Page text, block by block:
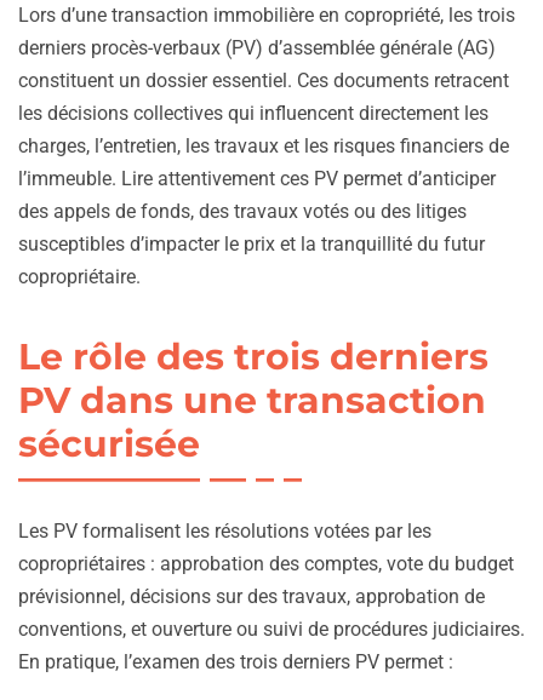
Lors d’une transaction immobilière en copropriété, les trois
derniers procès-verbaux (PV) d’assemblée générale (AG)
constituent un dossier essentiel. Ces documents retracent
les décisions collectives qui influencent directement les
charges, l’entretien, les travaux et les risques financiers de
l’immeuble. Lire attentivement ces PV permet d’anticiper
des appels de fonds, des travaux votés ou des litiges
susceptibles d’impacter le prix et la tranquillité du futur
copropriétaire.
Le rôle des trois derniers
PV dans une transaction
sécurisée
Les PV formalisent les résolutions votées par les
copropriétaires : approbation des comptes, vote du budget
prévisionnel, décisions sur des travaux, approbation de
conventions, et ouverture ou suivi de procédures judiciaires.
En pratique, l’examen des trois derniers PV permet :